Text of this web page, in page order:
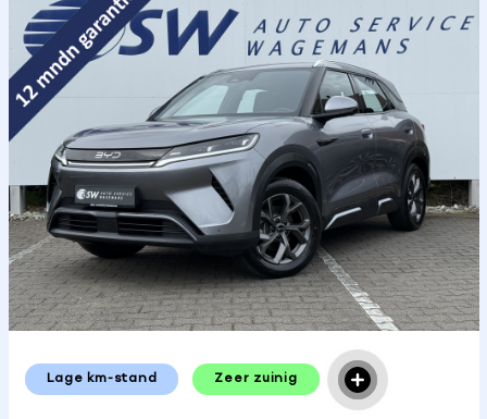
Lage km-stand Zeer zuinig